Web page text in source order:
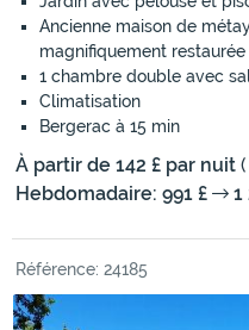
Ancienne maison de
magnifiquement restaurée
1 chambre double avec
Climatisation
Bergerac à 15 min
À partir de 142 £ par nuit
Hebdomadaire: 991 £
1
Référence: 24185